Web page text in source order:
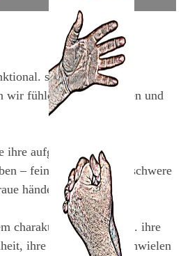
sie sind filigrane
wir fühlen, greifen, zeigen und
ihre aufgaben wider.
– feine hände. grobe, schwere
hände.
charakter des menschen. ihre
ihre falten, riefen, schwielen
limitierte edition
limitierte edition